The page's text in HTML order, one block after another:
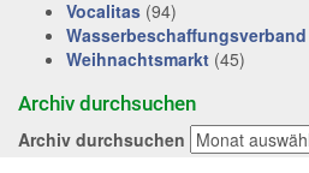
Vocalitas (94)
Wasserbeschaffungsverband
Weihnachtsmarkt (45)
Archiv durchsuchen
Archiv durchsuchen